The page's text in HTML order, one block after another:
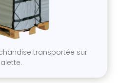
transportée sur
alette.